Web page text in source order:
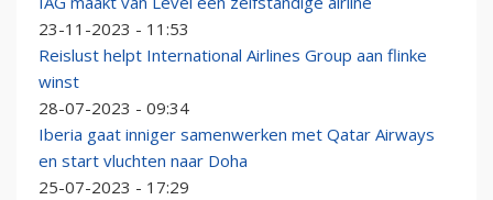
23-11-2023 - 11:53
Reislust helpt International Airlines Group aan flinke
winst
28-07-2023 - 09:34
Iberia gaat inniger samenwerken met Qatar Airways
en start vluchten naar Doha
25-07-2023 - 17:29